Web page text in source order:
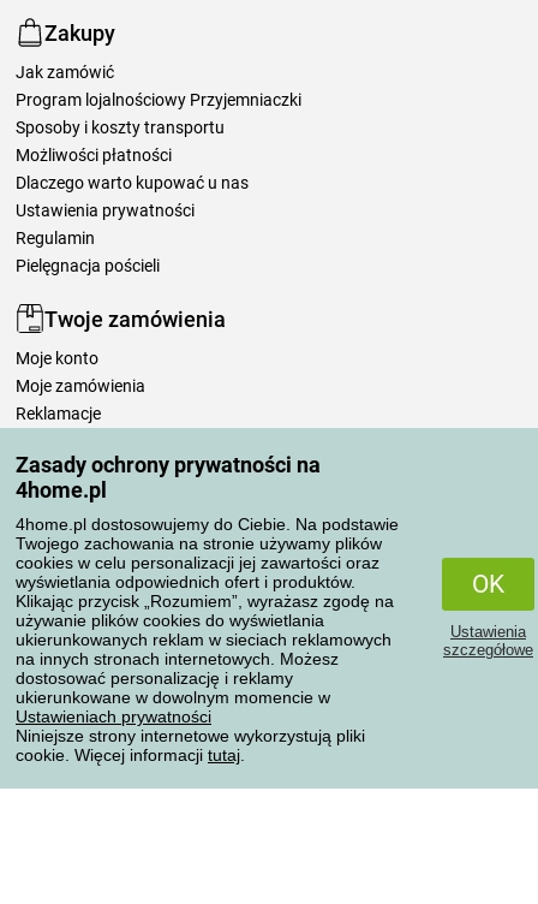
Zasady ochrony prywatności na
4home.pl
4home.pl dostosowujemy do Ciebie. Na podstawie
Twojego zachowania na stronie używamy plików
cookies w celu personalizacji jej zawartości oraz
wyświetlania odpowiednich ofert i produktów.
Klikając przycisk „Rozumiem”, wyrażasz zgodę na
używanie plików cookies do wyświetlania
ukierunkowanych reklam w sieciach reklamowych
na innych stronach internetowych. Możesz
dostosować personalizację i reklamy
ukierunkowane w dowolnym momencie w
Ustawieniach prywatności
Niniejsze strony internetowe wykorzystują pliki
cookie. Więcej informacji tutaj
OK
Ustawienia
szczegółowe
Zakupy
Jak zamówić
Program lojalnościowy Przyjemniaczki
Sposoby i koszty transportu
Możliwości płatności
Dlaczego warto kupować u nas
Ustawienia prywatności
Regulamin
Pielęgnacja pościeli
Twoje zamówienia
Moje konto
Moje zamówienia
Reklamacje
Zasady przetwarzania recenzji
Sposoby transportu
Metody płatności
Niezawodny sklep